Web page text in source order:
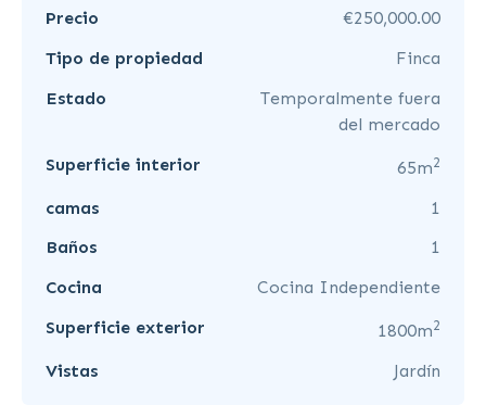
Precio
€250,000.00
Tipo de propiedad
Finca
Estado
Temporalmente fuera
del mercado
Superficie interior
65m2
camas
1
Baños
1
Cocina
Cocina Independiente
Superficie exterior
1800m2
Vistas Jardín